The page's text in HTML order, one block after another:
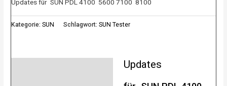
Updates für SUN PDL 4100 5600 7100 8100
Kategorie:SUN Schlagwort:SUN Tester
Updates